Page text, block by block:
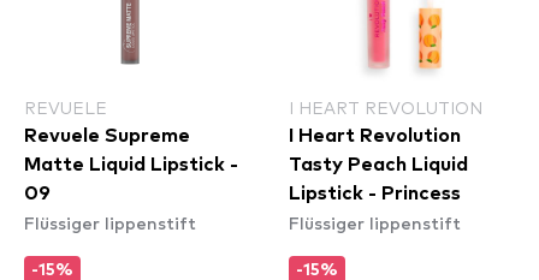
REVUELE
Revuele Supreme
Matte Liquid Lipstick -
09
Flüssiger lippenstift
-15%
I HEART REVOLUTION
I Heart Revolution
Tasty Peach Liquid
Lipstick - Princess
Flüssiger lippenstift
-15%